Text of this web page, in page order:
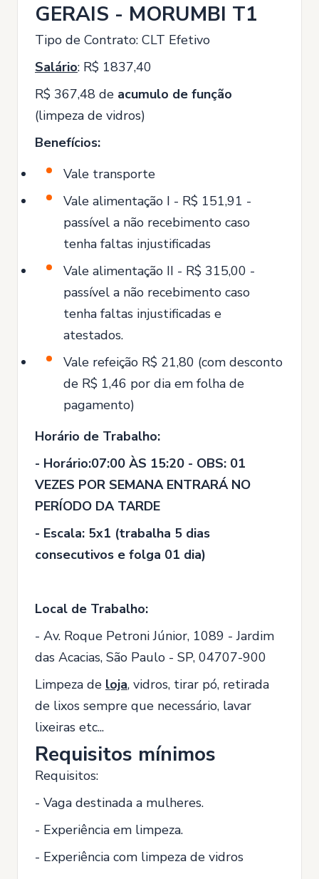
GERAIS - MORUMBI T1
Tipo de Contrato: CLT Efetivo
Salário: R$ 1837,40
R$ 367,48 de acumulo de função
(limpeza de vidros)
Benefícios:
Vale transporte
Vale alimentação I - R$ 151,91 -
passível a não recebimento caso
tenha faltas injustificadas
Vale alimentação II - R$ 315,00 -
passível a não recebimento caso
tenha faltas injustificadas e
atestados.
Vale refeição R$ 21,80 (com desconto
de R$ 1,46 por dia em folha de
pagamento)
Horário de Trabalho:
- Horário:07:00 ÀS 15:20 - OBS: 01
VEZES POR SEMANA ENTRARÁ NO
PERÍODO DA TARDE
- Escala: 5x1 (trabalha 5 dias
consecutivos e folga 01 dia)
Local de Trabalho:
- Av. Roque Petroni Júnior, 1089 - Jardim
das Acacias, São Paulo - SP, 04707-900
Limpeza de loja, vidros, tirar pó, retirada
de lixos sempre que necessário, lavar
lixeiras etc...
Requisitos mínimos
Requisitos:
- Vaga destinada a mulheres.
- Experiência em limpeza.
- Experiência com limpeza de vidros